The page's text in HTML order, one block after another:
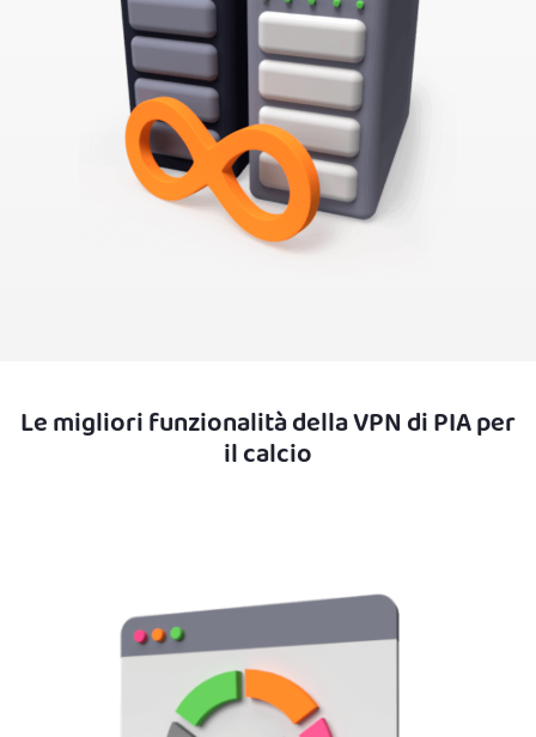
Le migliori funzionalità della VPN di PIA per
il calcio